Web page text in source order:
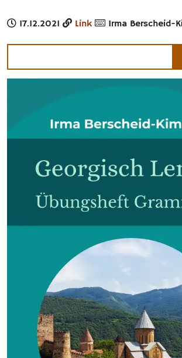
17.12.2021 Link Irma Berscheid-